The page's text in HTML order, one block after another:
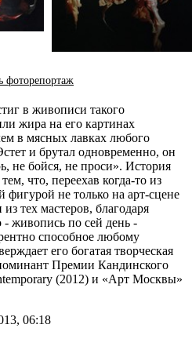
фоторепортаж
в живописи такого
жира на его картинах
в мясных лавках любого
и брутал одновременно, он
не бойся, не проси». История
что, переехав когда-то из
фигурой не только на арт-сцене
тех мастеров, благодаря
- живопись по сей день -
способное любому
его богатая творческая
Премии Кандинского
(2012) и «Арт Москвы»
06:18